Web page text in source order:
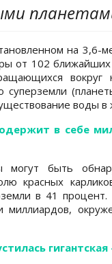
на 3,6-
от 102 ближайших
вокруг
суперземли
воды в
в себе
могут быть
красных
в 41 процент.
миллиардов,
гигантская